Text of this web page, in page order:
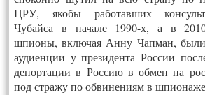
ЦРУ, якобы работавших
Чубайса в начале 1990-х, а в
шпионы, включая Анну Чапман, были
аудиенции у президента России
депортации в Россию в обмен на
под стражу по обвинениям в